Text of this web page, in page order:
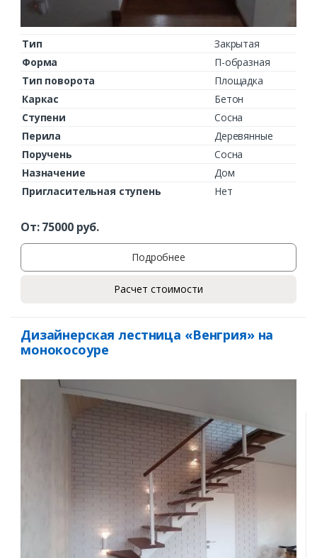
Тип
Закрытая
Форма
П-образная
Тип поворота
Площадка
Каркас
Бетон
Ступени
Сосна
Перила
Деревянные
Поручень
Сосна
Назначение
Дом
Пригласительная ступень
Нет
От:75000руб.
Подробнее
Расчет стоимости
Дизайнерская лестница «Венгрия» на
монокосоуре